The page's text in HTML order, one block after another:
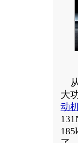
从
大
动